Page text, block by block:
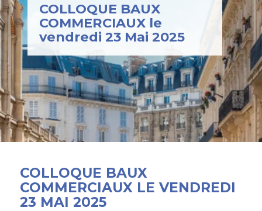
COLLOQUE BAUX
COMMERCIAUX le
vendredi 23 Mai 2025
COLLOQUE BAUX
COMMERCIAUX LE VENDREDI
23 MAI 2025